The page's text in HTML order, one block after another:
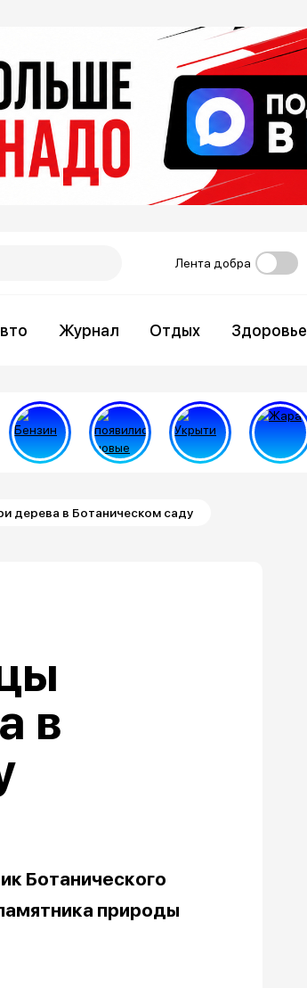
Лента добра
Журнал Отдых Здоровье
дерева в Ботаническом саду
в
Ботанического
природы